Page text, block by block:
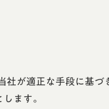
が適正な手段に基
ます。